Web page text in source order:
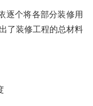
逐个将各部分装修用
了装修工程的总材料